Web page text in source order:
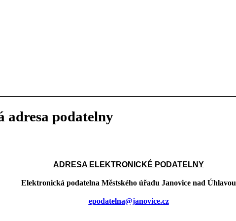
adresa podatelny
ADRESA ELEKTRONICKÉ PODATELNY
Elektronická podatelna Městského úřadu Janovice nad Úhlavou
epodatelna@janovice.cz